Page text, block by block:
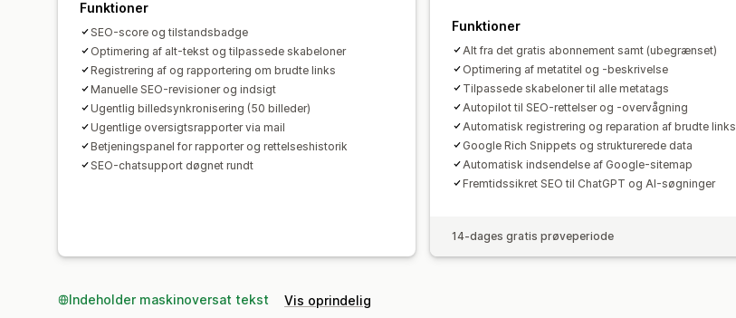
Funktioner
SEO-score og tilstandsbadge
Optimering af alt-tekst og tilpassede skabeloner
Registrering af og rapportering om brudte links
Manuelle SEO-revisioner og indsigt
Ugentlig billedsynkronisering (50 billeder)
Ugentlige oversigtsrapporter via mail
Betjeningspanel for rapporter og rettelseshistorik
SEO-chatsupport døgnet rundt
Funktioner
Alt fra det gratis abonnement samt (ubegrænset)
Optimering af metatitel og -beskrivelse
Tilpassede skabeloner til alle metatags
Autopilot til SEO-rettelser og -overvågning
Automatisk registrering og reparation af brudte links
Google Rich Snippets og strukturerede data
Automatisk indsendelse af Google-sitemap
Fremtidssikret SEO til ChatGPT og AI-søgninger
14-dages gratis prøveperiode
Indeholder maskinoversat tekst Vis oprindelig